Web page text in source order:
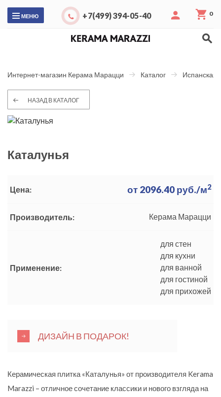
МЕНЮ +7(499) 394-05-40 0
Интернет-магазин Керама Марацци Каталог Испанская
НАЗАД В КАТАЛОГ
Каталунья
Цена: от 2096.40 руб./м2
Производитель: Керама Марацци
Применение:
для стен
для кухни
для ванной
для гостиной
для прихожей
ДИЗАЙН В ПОДАРОК!
Керамическая плитка «Каталунья» от производителя Kerama
Marazzi – отличное сочетание классики и нового взгляда на